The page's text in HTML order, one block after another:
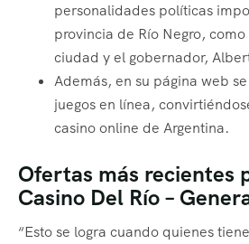
personalidades políticas
provincia de Río Negro,
ciudad y el gobernador,
Además, en su página web
juegos en línea,
casino online de Argentina.
Ofertas más recientes
Casino Del Río –
“Esto se logra cuando quienes